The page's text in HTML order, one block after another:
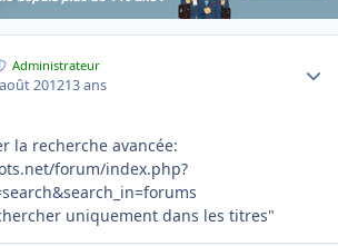
Administrateur
201213 ans
la recherche avancée:
forum/index.php?
uniquement dans les titres"